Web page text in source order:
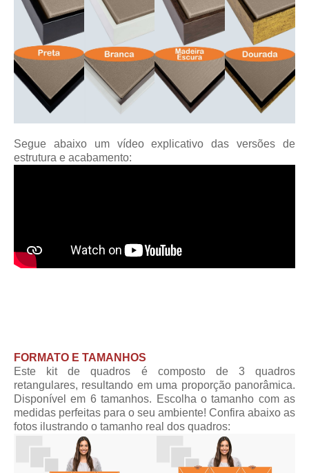
Segue abaixo um vídeo explicativo das versões de
estrutura e acabamento:
FORMATO E TAMANHOS
Este kit de quadros é composto de 3 quadros
retangulares, resultando em uma proporção panorâmica.
Disponível em 6 tamanhos. Escolha o tamanho com as
medidas perfeitas para o seu ambiente! Confira abaixo as
fotos ilustrando o tamanho real dos quadros: